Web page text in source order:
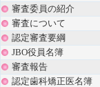
審査委員の紹介
審査について
認定審査要綱
JBO役員名簿
審査報告
認定歯科矯正医名簿